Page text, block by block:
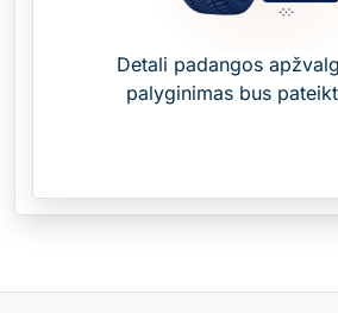
Detali padangos
palyginimas bus